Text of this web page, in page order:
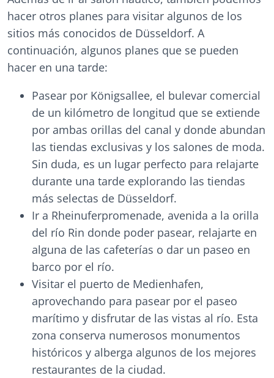
hacer otros planes para visitar algunos de los
sitios más conocidos de Düsseldorf. A
continuación, algunos planes que se pueden
hacer en una tarde:
Pasear por Königsallee, el bulevar comercial
de un kilómetro de longitud que se extiende
por ambas orillas del canal y donde abundan
las tiendas exclusivas y los salones de moda.
Sin duda, es un lugar perfecto para relajarte
durante una tarde explorando las tiendas
más selectas de Düsseldorf.
Ir a Rheinuferpromenade, avenida a la orilla
del río Rin donde poder pasear, relajarte en
alguna de las cafeterías o dar un paseo en
barco por el río.
Visitar el puerto de Medienhafen,
aprovechando para pasear por el paseo
marítimo y disfrutar de las vistas al río. Esta
zona conserva numerosos monumentos
históricos y alberga algunos de los mejores
restaurantes de la ciudad.